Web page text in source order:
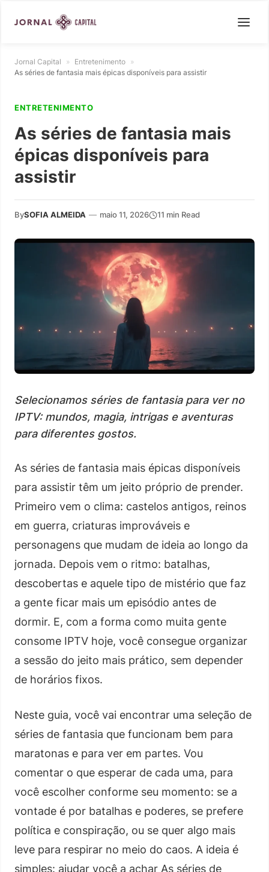
Jornal Capital » Entretenimento »
As séries de fantasia mais épicas disponíveis para assistir
ENTRETENIMENTO
As séries de fantasia mais
épicas disponíveis para
assistir
BySOFIA ALMEIDA — maio 11, 2026 11 min Read
Selecionamos séries de fantasia para ver no
IPTV: mundos, magia, intrigas e aventuras
para diferentes gostos.
As séries de fantasia mais épicas disponíveis
para assistir têm um jeito próprio de prender.
Primeiro vem o clima: castelos antigos, reinos
em guerra, criaturas improváveis e
personagens que mudam de ideia ao longo da
jornada. Depois vem o ritmo: batalhas,
descobertas e aquele tipo de mistério que faz
a gente ficar mais um episódio antes de
dormir. E, com a forma como muita gente
consome IPTV hoje, você consegue organizar
a sessão do jeito mais prático, sem depender
de horários fixos.
Neste guia, você vai encontrar uma seleção de
séries de fantasia que funcionam bem para
maratonas e para ver em partes. Vou
comentar o que esperar de cada uma, para
você escolher conforme seu momento: se a
vontade é por batalhas e poderes, se prefere
política e conspiração, ou se quer algo mais
leve para respirar no meio do caos. A ideia é
simples: ajudar você a achar As séries de